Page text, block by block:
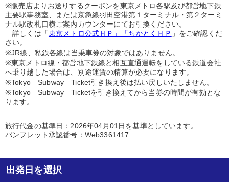
※販売店よりお送りするクーポンを東京メトロ各駅及び都営地下鉄
主要駅事務室、または京急線羽田空港第１ターミナル・第２ターミ
ナル駅改札口横ご案内カウンターにてお引換ください。
詳しくは「東京メトロ公式ＨＰ」「ちかとくＨＰ 」をご確認くだ
さい。
※JR線、私鉄各線は当乗車券の対象ではありません。
※東京メトロ線・都営地下鉄線と相互直通運転をしている鉄道会社
へ乗り越した場合は、別途運賃の精算が必要になります。
※Tokyo Subway Ticket引き換え後は払い戻しいたしません。
※Tokyo Subway Ticketを引き換えてから当券の時間が有効とな
ります。
旅行代金の基準日：2026年04月01日を基準としています。
パンフレット承認番号：Web3361417
出発日を選択